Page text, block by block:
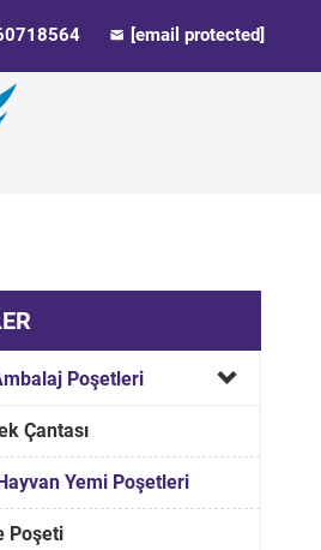
[email protected]
Poşetleri
Çantası
Yemi Poşetleri
Poşeti